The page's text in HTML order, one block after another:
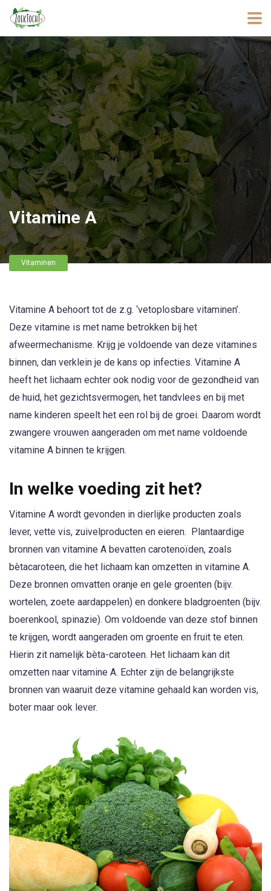
Vitamine A
Vitaminen
Vitamine A behoort tot de z.g. ‘vetoplosbare vitaminen’.
Deze vitamine is met name betrokken bij het
afweermechanisme. Krijg je voldoende van deze vitamines
binnen, dan verklein je de kans op infecties. Vitamine A
heeft het lichaam echter ook nodig voor de gezondheid van
de huid, het gezichtsvermogen, het tandvlees en bij met
name kinderen speelt het een rol bij de groei. Daarom wordt
zwangere vrouwen aangeraden om met name voldoende
vitamine A binnen te krijgen.
In welke voeding zit het?
Vitamine A wordt gevonden in dierlijke producten zoals
lever, vette vis, zuivelproducten en eieren. Plantaardige
bronnen van vitamine A bevatten carotenoïden, zoals
bètacaroteen, die het lichaam kan omzetten in vitamine A.
Deze bronnen omvatten oranje en gele groenten (bijv.
wortelen, zoete aardappelen) en donkere bladgroenten (bijv.
boerenkool, spinazie). Om voldoende van deze stof binnen
te krijgen, wordt aangeraden om groente en fruit te eten.
Hierin zit namelijk bèta-caroteen. Het lichaam kan dit
omzetten naar vitamine A. Echter zijn de belangrijkste
bronnen van waaruit deze vitamine gehaald kan worden vis,
boter maar ook lever.